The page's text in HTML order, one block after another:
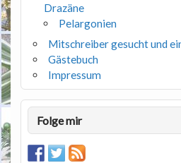
Drazäne
Pelargonien
Mitschreiber gesucht und
Gästebuch
Impressum
Folge mir